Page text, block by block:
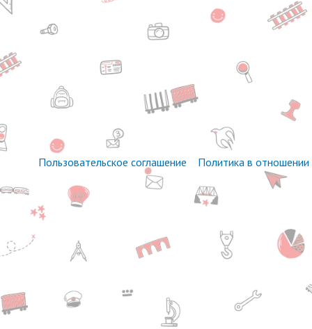
Пользовательское соглашение Политика в